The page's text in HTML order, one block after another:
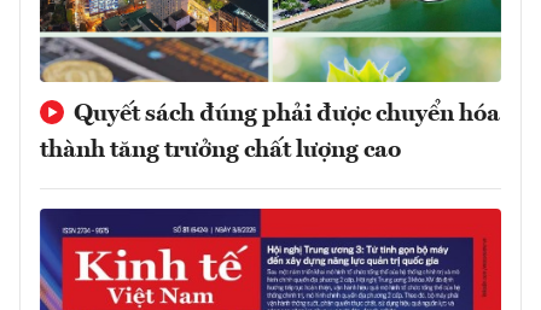
Quyết sách đúng phải được chuyển hóa
thành tăng trưởng chất lượng cao